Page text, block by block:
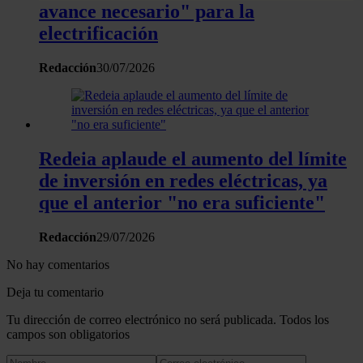
avance necesario" para la
electrificación
Redacción30/07/2026
Redeia aplaude el aumento del límite
de inversión en redes eléctricas, ya
que el anterior "no era suficiente"
Redacción29/07/2026
No hay comentarios
Deja tu comentario
Tu dirección de correo electrónico no será publicada. Todos los
campos son obligatorios